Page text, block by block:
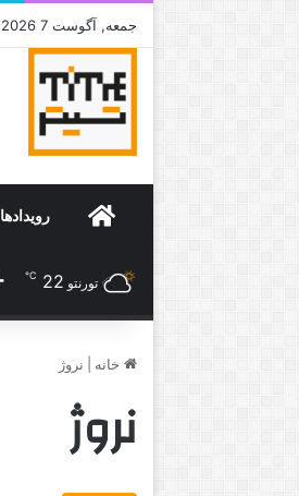
جمعه, آگوست 7 2026
Homeرویدادها
تورنتو 22
℃
خانه نروژ
نروژ